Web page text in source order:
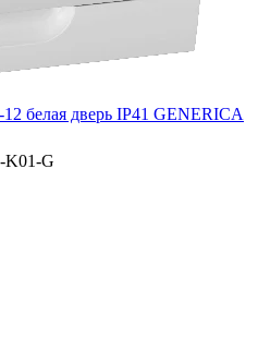
белая дверь IP41 GENERICA
K01-G